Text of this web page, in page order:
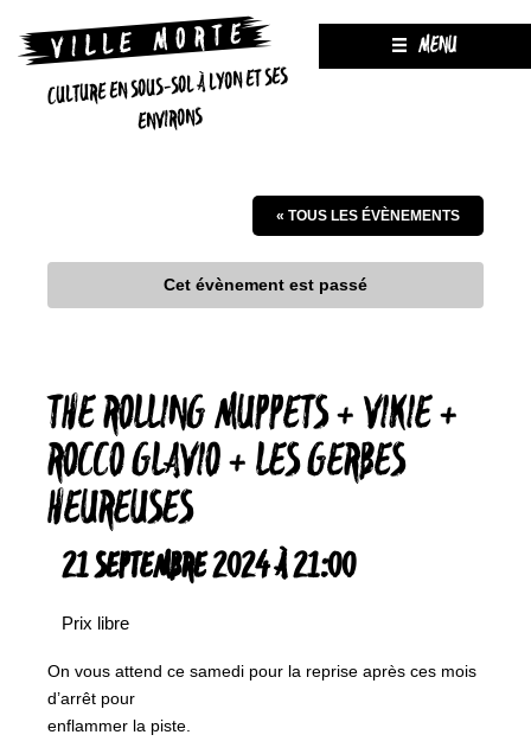
CULTURE EN SOUS-SOL À LYON ET SES
ENVIRONS
MENU
« TOUS LES ÉVÈNEMENTS
Cet évènement est passé
THE ROLLING MUPPETS + VIKIE +
ROCCO GLAVIO + LES GERBES
HEUREUSES
21 SEPTEMBRE 2024 À 21:00
Prix libre
On vous attend ce samedi pour la reprise après ces mois
d’arrêt pour
enflammer la piste.